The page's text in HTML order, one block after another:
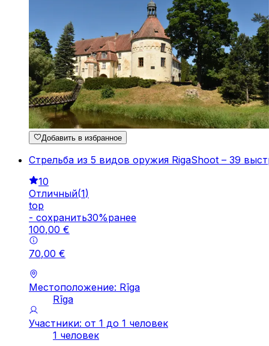
Добавить в избранное
Стрельба из 5 видов оружия RigaShoot – 39
10
Отличный(1)
top
- cохранить30%ранее
100,00 €
70,00 €
Местоположение: Rīga
Rīga
Участники: от 1 до 1 человек
1 человек